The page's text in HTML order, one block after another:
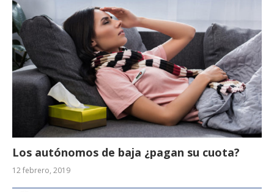
Los autónomos de baja ¿pagan su cuota?
12 febrero, 2019